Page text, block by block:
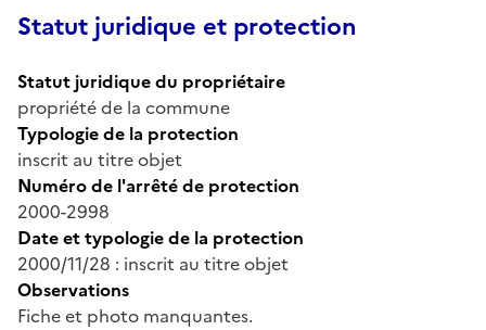
Statut juridique et protection
Statut juridique du propriétaire
propriété de la commune
Typologie de la protection
inscrit au titre objet
Numéro de l'arrêté de protection
2000-2998
Date et typologie de la protection
2000/11/28 : inscrit au titre objet
Observations
Fiche et photo manquantes.